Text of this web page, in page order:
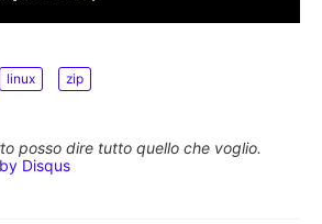
linux zip
posso dire tutto quello che voglio.
Disqus